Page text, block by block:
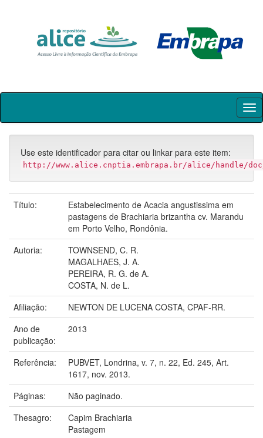
Skip
Use este identificador para citar ou linkar para este item:
http://www.alice.cnptia.embrapa.br/alice/handle/
Título:
Estabelecimento de Acacia angustissima em
pastagens de Brachiaria brizantha cv. Marandu
em Porto Velho, Rondônia.
Autoria:
TOWNSEND, C. R.
MAGALHAES, J. A.
PEREIRA, R. G. de A.
COSTA, N. de L.
Afiliação:
NEWTON DE LUCENA COSTA, CPAF-RR.
Ano de
publicação:
2013
Referência:
PUBVET, Londrina, v. 7, n. 22, Ed. 245, Art.
1617, nov. 2013.
Páginas:
Não paginado.
Thesagro:
Capim Brachiaria
Pastagem